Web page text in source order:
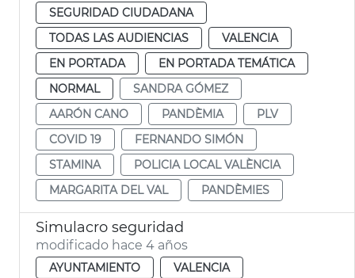
SEGURIDAD CIUDADANA
TODAS LAS AUDIENCIAS
VALENCIA
EN PORTADA
EN PORTADA TEMÁTICA
NORMAL
SANDRA GÓMEZ
AARÓN CANO
PANDÈMIA
PLV
COVID 19
FERNANDO SIMÓN
STAMINA
POLICIA LOCAL VALÈNCIA
MARGARITA DEL VAL
PANDÈMIES
Simulacro seguridad
modificado hace 4 años
AYUNTAMIENTO
VALENCIA